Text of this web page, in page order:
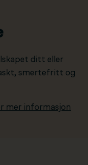
ditt eller
smertefritt og
mer informasjon